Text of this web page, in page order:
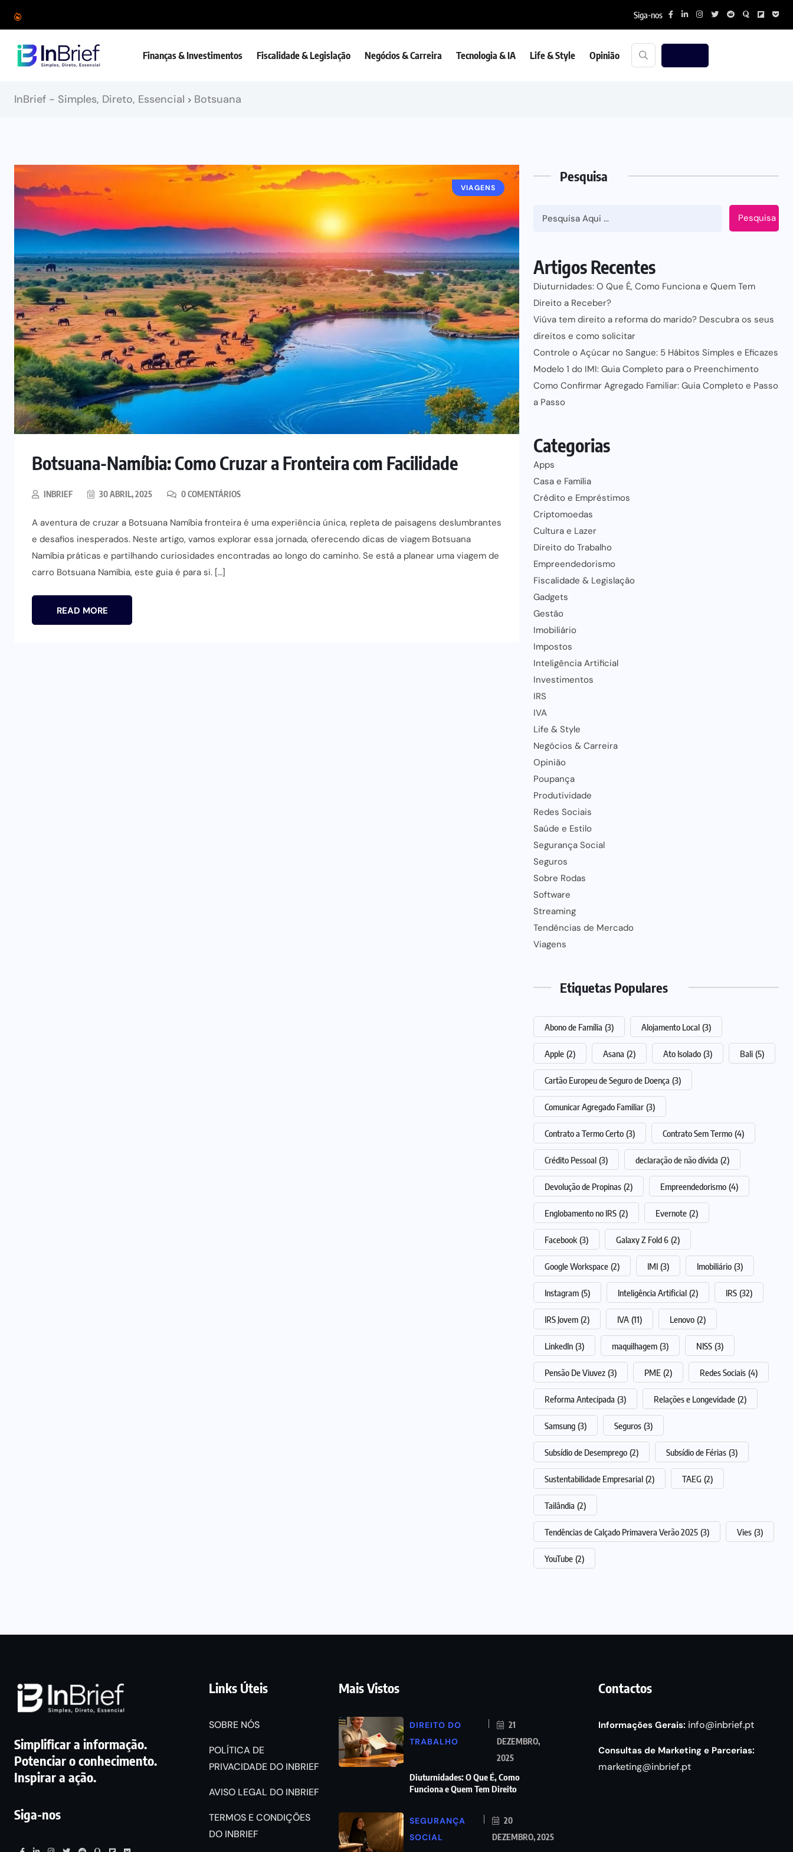
Siga-nos
Finanças & Investimentos Fiscalidade & Legislação Negócios & Carreira Tecnologia & IA Life & Style Opinião
InBrief - Simples, Direto, Essencial > Botsuana
VIAGENS
Botsuana-Namíbia: Como Cruzar a Fronteira com Facilidade
INBRIEF 30 ABRIL, 2025 0 COMENTÁRIOS
A aventura de cruzar a Botsuana Namíbia fronteira é uma experiência única, repleta de paisagens deslumbrantes
e desafios inesperados. Neste artigo, vamos explorar essa jornada, oferecendo dicas de viagem Botsuana
Namíbia práticas e partilhando curiosidades encontradas ao longo do caminho. Se está a planear uma viagem de
carro Botsuana Namíbia, este guia é para si. […]
READ MORE
Pesquisa
Pesquisa
Artigos Recentes
Diuturnidades: O Que É, Como Funciona e Quem Tem
Direito a Receber?
Viúva tem direito a reforma do marido? Descubra os seus
direitos e como solicitar
Controle o Açúcar no Sangue: 5 Hábitos Simples e Eficazes
Modelo 1 do IMI: Guia Completo para o Preenchimento
Como Confirmar Agregado Familiar: Guia Completo e Passo
a Passo
Categorias
Apps
Casa e Família
Crédito e Empréstimos
Criptomoedas
Cultura e Lazer
Direito do Trabalho
Empreendedorismo
Fiscalidade & Legislação
Gadgets
Gestão
Imobiliário
Impostos
Inteligência Artificial
Investimentos
IRS
IVA
Life & Style
Negócios & Carreira
Opinião
Poupança
Produtividade
Redes Sociais
Saúde e Estilo
Segurança Social
Seguros
Sobre Rodas
Software
Streaming
Tendências de Mercado
Viagens
Etiquetas Populares
Abono de Família (3) Alojamento Local (3)
Apple (2) Asana (2) Ato Isolado (3) Bali (5)
Cartão Europeu de Seguro de Doença (3)
Comunicar Agregado Familiar (3)
Contrato a Termo Certo (3) Contrato Sem Termo (4)
Crédito Pessoal (3) declaração de não dívida (2)
Devolução de Propinas (2) Empreendedorismo (4)
Englobamento no IRS (2) Evernote (2)
Facebook (3) Galaxy Z Fold 6 (2)
Google Workspace (2) IMI (3) Imobiliário (3)
Instagram (5) Inteligência Artificial (2) IRS (32)
IRS Jovem (2) IVA (11) Lenovo (2)
LinkedIn (3) maquilhagem (3) NISS (3)
Pensão De Viuvez (3) PME (2) Redes Sociais (4)
Reforma Antecipada (3) Relações e Longevidade (2)
Samsung (3) Seguros (3)
Subsídio de Desemprego (2) Subsídio de Férias (3)
Sustentabilidade Empresarial (2) TAEG (2)
Tailândia (2)
Tendências de Calçado Primavera Verão 2025 (3) Vies (3)
YouTube (2)
Simplificar a informação.
Potenciar o conhecimento.
Inspirar a ação.
Siga-nos
Links Úteis
SOBRE NÓS
POLÍTICA DE
PRIVACIDADE DO INBRIEF
AVISO LEGAL DO INBRIEF
TERMOS E CONDIÇÕES
DO INBRIEF
Mais Vistos
DIREITO DO
TRABALHO
21
DEZEMBRO,
2025
Diuturnidades: O Que É, Como
Funciona e Quem Tem Direito
SEGURANÇA
SOCIAL
20
DEZEMBRO, 2025
Contactos
Informações Gerais: info@inbrief.pt
Consultas de Marketing e Parcerias:
marketing@inbrief.pt